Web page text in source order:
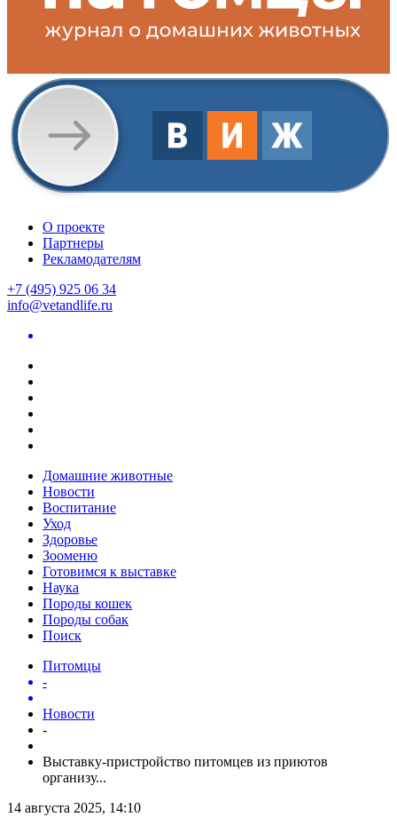
О проекте
Партнеры
Рекламодателям
+7 (495) 925 06 34
info@vetandlife.ru
Домашние животные
Новости
Воспитание
Уход
Здоровье
Зооменю
Готовимся к выставке
Наука
Породы кошек
Породы собак
Поиск
Питомцы
-
Новости
-
Выставку-пристройство питомцев из приютов
организу...
14 августа 2025, 14:10